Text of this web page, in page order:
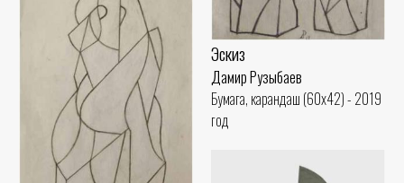
Эскиз
Дамир Рузыбаев
Бумага, карандаш (60x42) - 2019
год